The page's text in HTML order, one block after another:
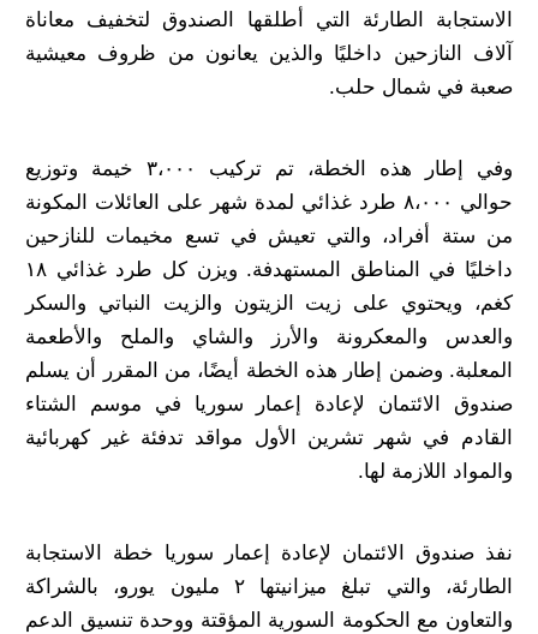
الاستجابة الطارئة التي أطلقها الصندوق لتخفيف معاناة
آلاف النازحين داخليًا والذين يعانون من ظروف معيشية
صعبة في شمال حلب.
وفي إطار هذه الخطة، تم تركيب ٣،٠٠٠ خيمة وتوزيع
حوالي ٨،٠٠٠ طرد غذائي لمدة شهر على العائلات المكونة
من ستة أفراد، والتي تعيش في تسع مخيمات للنازحين
داخليًا في المناطق المستهدفة. ويزن كل طرد غذائي ١٨
كغم، ويحتوي على زيت الزيتون والزيت النباتي والسكر
والعدس والمعكرونة والأرز والشاي والملح والأطعمة
المعلبة. وضمن إطار هذه الخطة أيضًا، من المقرر أن يسلم
صندوق الائتمان لإعادة إعمار سوريا في موسم الشتاء
القادم في شهر تشرين الأول مواقد تدفئة غير كهربائية
والمواد اللازمة لها.
نفذ صندوق الائتمان لإعادة إعمار سوريا خطة الاستجابة
الطارئة، والتي تبلغ ميزانيتها ٢ مليون يورو، بالشراكة
والتعاون مع الحكومة السورية المؤقتة ووحدة تنسيق الدعم